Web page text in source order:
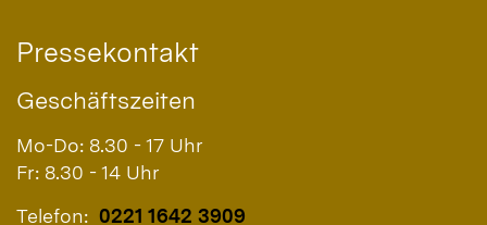
Pressekontakt
Geschäftszeiten
Mo-Do: 8.30 - 17 Uhr
Fr: 8.30 - 14 Uhr
Telefon: 0221 1642 3909